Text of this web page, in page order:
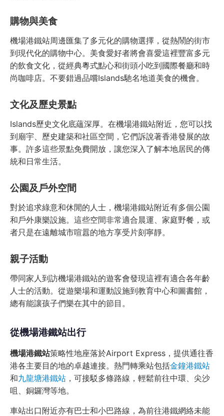
購物與美食
機場港鐵站周邊匯集了多元化的購物選擇，從熱鬧的街市
到現代化的購物中心。美食愛好者將會喜愛這裡豐富多元
的飲食文化，從經典粵式點心和街頭小吃到國際餐廳和時
尚咖啡店。不要錯過品嚐Islands馳名地道美食的機會。
文化及歷史景點
Islands歷史文化底蘊深厚。在機場港鐵站附近，您可以找
到廟宇、歷史建築和社區空間，它們訴說著香港發展的故
事。許多這些景點免費開放，讓您深入了解本地居民的傳
統和日常生活。
公園及戶外空間
對於追求綠意和休閒的人士，機場港鐵站附近有多個公園
和戶外康樂設施。這些空間非常適合晨運、家庭野餐，或
者只是在遠離城市喧囂的地方享受片刻寧靜。
親子活動
帶同家人到訪機場港鐵站的遊客會發現這裡有適合各年齡
人士的活動。從遊樂場和運動設施到教育中心和圖書館，
總有能讓孩子們樂在其中的節目。
從機場港鐵站出行
機場港鐵站策略性地座落於Airport Express，提供通往香
港各主要目的地的卓越連接。熱門轉乘站包括金鐘港鐵站
和九龍塘港鐵站 ，可接駁多條路線，輕鬆前往中環、尖沙
咀、銅鑼灣等地。
車站出口附近亦有巴士和小巴路線，為前往港鐵網絡未能